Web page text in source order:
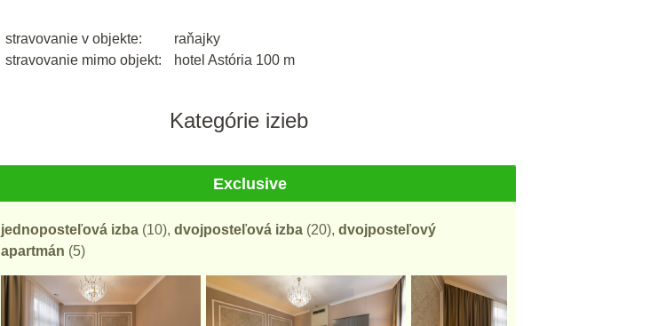
stravovanie v objekte:
raňajky
stravovanie mimo objekt:
hotel Astória 100 m
Kategórie izieb
Exclusive
jednoposteľová izba (10), dvojposteľová izba (20), dvojposteľový
apartmán (5)